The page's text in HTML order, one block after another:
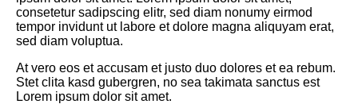
consetetur sadipscing elitr, sed diam nonumy eirmod
tempor invidunt ut labore et dolore magna aliquyam erat,
sed diam voluptua.
At vero eos et accusam et justo duo dolores et ea rebum.
Stet clita kasd gubergren, no sea takimata sanctus est
Lorem ipsum dolor sit amet.